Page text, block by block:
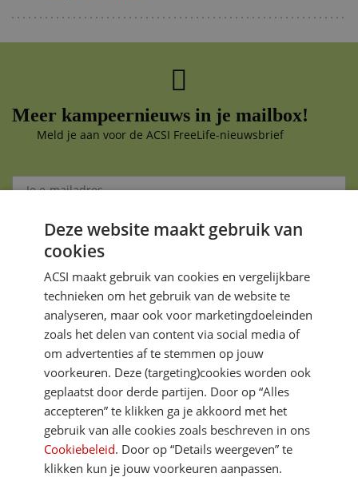
Meer kampeernieuws in je mailbox!
Meld je aan voor de ACSI FreeLife-nieuwsbrief
Aanmelden
Je gegevens zijn veilig en worden niet gedeeld met anderen
DIRECT NAAR
MEER ACSI FREELIFE
Deze website maakt gebruik van
cookies
ACSI maakt gebruik van cookies en vergelijkbare
technieken om het gebruik van de website te
analyseren, maar ook voor marketingdoeleinden
zoals het delen van content via social media of
om advertenties af te stemmen op jouw
voorkeuren. Deze (targeting)cookies worden ook
geplaatst door derde partijen. Door op “Alles
accepteren” te klikken ga je akkoord met het
gebruik van alle cookies zoals beschreven in ons
Cookiebeleid. Door op “Details weergeven” te
klikken kun je jouw voorkeuren aanpassen.